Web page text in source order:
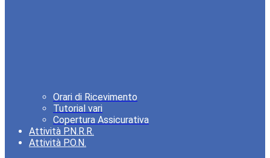
Orari di Ricevimento
Tutorial vari
Copertura Assicurativa
Attività P.N.R.R.
Attività P.O.N.